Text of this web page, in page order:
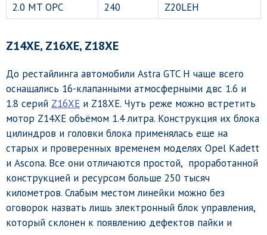
2.0 MT OPC
240 Z20LEH
Z14XE, Z16XE, Z18XE
До рестайлинга автомобили Astra GTC H чаще всего
оснащались 16-клапанными атмосферными двс 1.6 и
1.8 серий Z16XE и Z18XE. Чуть реже можно встретить
мотор Z14XE объёмом 1.4 литра. Конструкция их блока
цилиндров и головки блока применялась еще на
старых и проверенных временем моделях Opel Kadett
и Ascona. Все они отличаются простой, проработанной
конструкцией и ресурсом больше 250 тысяч
километров. Слабым местом линейки можно без
оговорок назвать лишь электронный блок управления,
который склонен к появлению дефектов пайки и